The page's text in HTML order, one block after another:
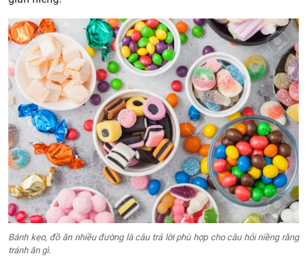
Bánh kẹo, đồ ăn nhiều đường là câu trả lời phù hợp cho câu hỏi niềng răng
tránh ăn gì.